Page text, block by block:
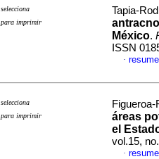
selecciona
para imprimir
Tapia-
México.
ISSN
·
selecciona
para imprimir
áreas
el
vol.15,
·